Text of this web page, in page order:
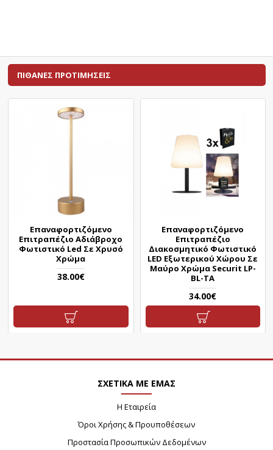
ΠΙΘΑΝΕΣ ΠΡΟΤΙΜΗΣΕΙΣ
Επαναφορτιζόμενο
Επιτραπέζιο Αδιάβροχο
Φωτιστικό Led Σε Χρυσό
Χρώμα
38.00€
Επαναφορτιζόμενο
Επιτραπέζιο
Διακοσμητικό Φωτιστικό
LED Εξωτερικού Χώρου Σε
Μαύρο Χρώμα Securit LP-
BL-TA
34.00€
ΣΧΕΤΙΚΑ ΜΕ ΕΜΑΣ
Η Εταιρεία
Όροι Χρήσης & Προυποθέσεων
Προστασία Προσωπικών Δεδομένων